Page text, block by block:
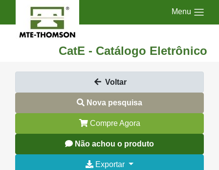
Menu
CatE - Catálogo Eletrônico
Voltar
Nova pesquisa
Compre Agora
Não achou o produto
Exportar